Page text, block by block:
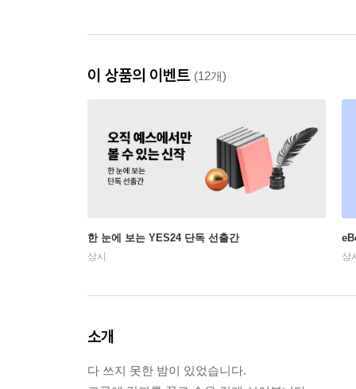
이 상품의 이벤트 (12개)
한 눈에 보는 YES24 단독 선출간
상시 상
소개
다 쓰지 못한 밤이 있었습니다.